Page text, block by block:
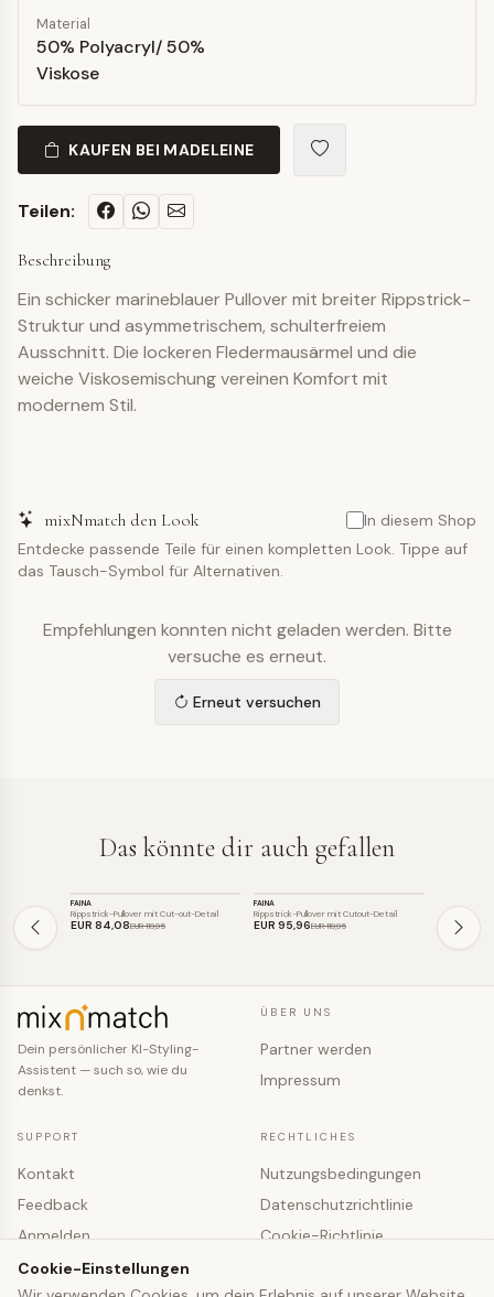
Material
50% Polyacryl/ 50%
Viskose
KAUFEN BEI MADELEINE
Teilen:
Beschreibung
Ein schicker marineblauer Pullover mit breiter Rippstrick-
Struktur und asymmetrischem, schulterfreiem
Ausschnitt. Die lockeren Fledermausärmel und die
weiche Viskosemischung vereinen Komfort mit
modernem Stil.
mixNmatch den Look
In diesem Shop
Entdecke passende Teile für einen kompletten Look. Tippe auf
das Tausch-Symbol für Alternativen.
Empfehlungen konnten nicht geladen werden. Bitte
versuche es erneut.
Erneut versuchen
Das könnte dir auch gefallen
SALE
FAINA
Rippstrick-Pullover mit Cut-out-Detail
EUR 84,08EUR 119,95
SALE
FAINA
Rippstrick-Pullover mit Cutout-Detail
EUR 95,96EUR 119,95
SALE
EUR 84
Dein persönlicher KI-Styling-
Assistent — such so, wie du
denkst.
ÜBER UNS
Partner werden
Impressum
SUPPORT
Kontakt
Feedback
Anmelden
Registrieren
RECHTLICHES
Nutzungsbedingungen
Datenschutzrichtlinie
Cookie-Richtlinie
Cookie-Einstellungen